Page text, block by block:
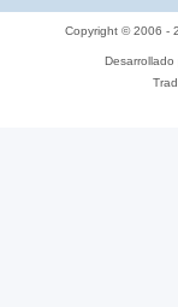
Copyright © 2006 -
Desarrollado